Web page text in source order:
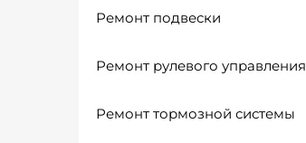
Ремонт подвески
Ремонт рулевого управления
Ремонт тормозной системы